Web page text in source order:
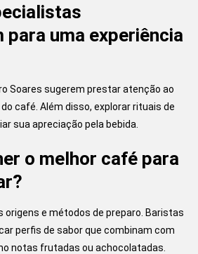
para uma experiência
Soares sugerem prestar atenção ao
café. Além disso, explorar rituais de
sua apreciação pela bebida.
o melhor café para
origens e métodos de preparo. Baristas
perfis de sabor que combinam com
notas frutadas ou achocolatadas.